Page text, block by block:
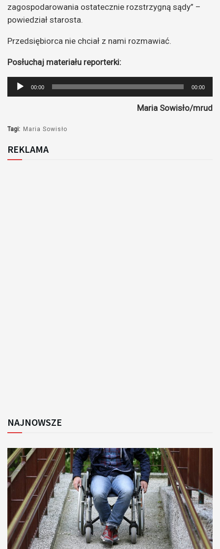
zagospodarowania ostatecznie rozstrzygną sądy” –
powiedział starosta.
Przedsiębiorca nie chciał z nami rozmawiać.
Posłuchaj materiału reporterki:
Odtwarzacz
plików
00:00 00:00
Maria Sowisło/mrud
Tagi: Maria Sowisło
REKLAMA
NAJNOWSZE